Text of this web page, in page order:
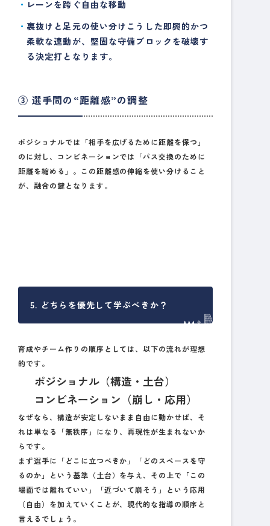
レーンを跨ぐ自由な移動
裏抜けと足元の使い分けこうした即興的かつ
柔軟な連動が、堅固な守備ブロックを破壊す
る決定打となります。
③ 選手間の“距離感”の調整
ポジショナルでは「相手を広げるために距離を保つ」
のに対し、コンビネーションでは「パス交換のために
距離を縮める」。この距離感の伸縮を使い分けること
が、融合の鍵となります。
5. どちらを優先して学ぶべきか？
育成やチーム作りの順序としては、以下の流れが理想
的です。
ポジショナル（構造・土台）
コンビネーション（崩し・応用）
なぜなら、構造が安定しないまま自由に動かせば、そ
れは単なる「無秩序」になり、再現性が生まれないか
らです。
まず選手に「どこに立つべきか」「どのスペースを守
るのか」という基準（土台）を与え、その上で「この
場面では離れていい」「近づいて崩そう」という応用
（自由）を加えていくことが、現代的な指導の順序と
言えるでしょう。